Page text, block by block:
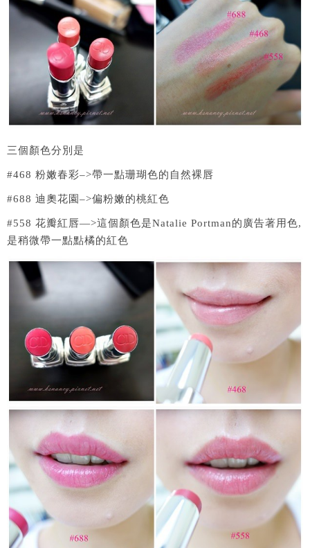
三個顏色分別是
#468 粉嫩春彩–>帶一點珊瑚色的自然裸唇
#688 迪奧花園–>偏粉嫩的桃紅色
#558 花瓣紅唇—>這個顏色是Natalie Portman的廣告著用色,
是稍微帶一點點橘的紅色